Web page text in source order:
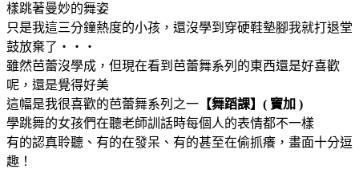
樣跳著曼妙的舞姿
只是我這三分鐘熱度的小孩，還沒學到穿硬鞋墊腳我就打退堂
鼓放棄了‧‧‧
雖然芭蕾沒學成，但現在看到芭蕾舞系列的東西還是好喜歡
呢，還是覺得好美
這幅是我很喜歡的芭蕾舞系列之一 【舞蹈課】( 竇加 )
學跳舞的女孩們在聽老師訓話時每個人的表情都不一樣
有的認真聆聽、有的在發呆、有的甚至在偷抓癢，畫面十分逗
趣！